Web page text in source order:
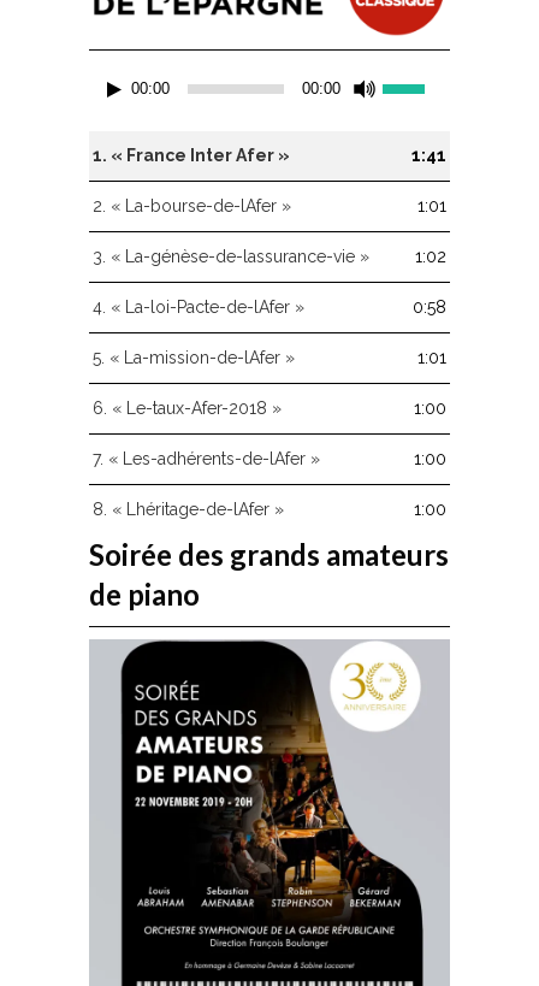
audio
00:00 00:00
haut/bas
pour
augmenter
ou
diminuer
le
volume.
1. « France Inter Afer » 1:41
2. « La-bourse-de-lAfer » 1:01
3. « La-génèse-de-lassurance-vie » 1:02
4. « La-loi-Pacte-de-lAfer » 0:58
5. « La-mission-de-lAfer » 1:01
6. « Le-taux-Afer-2018 » 1:00
7. « Les-adhérents-de-lAfer » 1:00
8. « Lhéritage-de-lAfer » 1:00
Soirée des grands amateurs
de piano